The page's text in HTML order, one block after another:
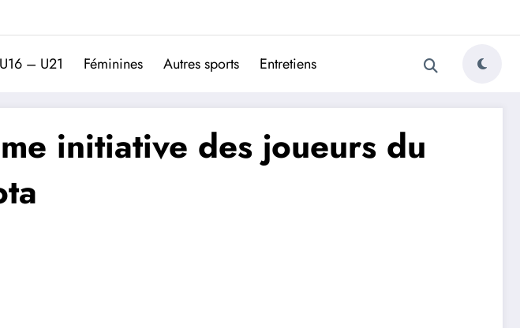
du football portugais
– U21 Féminines Autres sports Entretiens
initiative des joueurs du